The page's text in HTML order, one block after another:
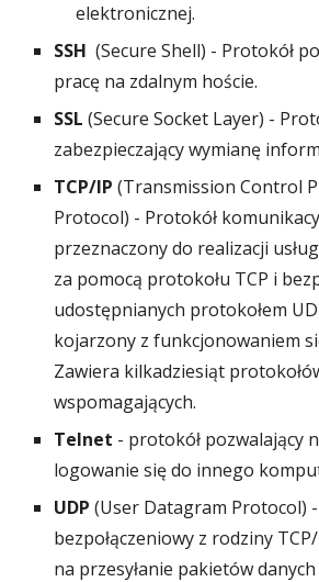
elektronicznej.
SSH(Secure Shell) - Protokół
pracę na zdalnym hoście.
SSL(Secure Socket Layer) -
zabezpieczający wymianę
TCP/IP (Transmission Control
Protocol) - Protokół
przeznaczony do realizacji
za pomocą protokołu TCP i
udostępnianych protokołem
kojarzony z funkcjonowaniem
Zawiera kilkadziesiąt
wspomagających.
Telnet - protokół pozwalający
logowanie się do innego
UDP(User Datagram Protocol)
bezpołączeniowy z rodziny
na przesyłanie pakietów